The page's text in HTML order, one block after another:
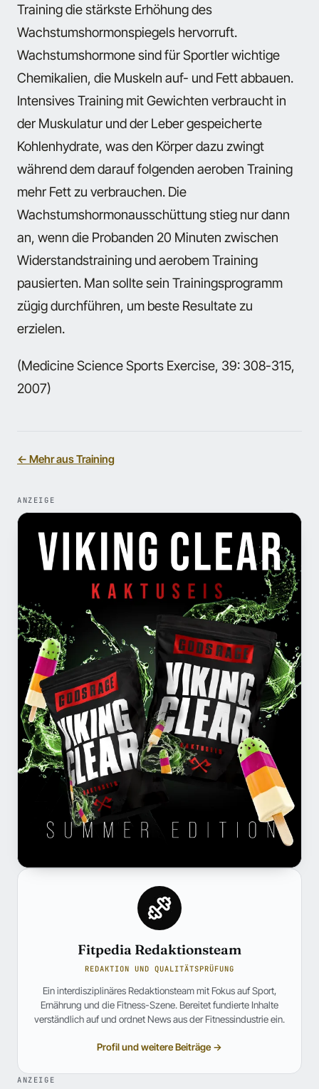
Training die stärkste Erhöhung des
Wachstumshormonspiegels hervorruft.
Wachstumshormone sind für Sportler wichtige
Chemikalien, die Muskeln auf- und Fett abbauen.
Intensives Training mit Gewichten verbraucht in
der Muskulatur und der Leber gespeicherte
Kohlenhydrate, was den Körper dazu zwingt
während dem darauf folgenden aeroben Training
mehr Fett zu verbrauchen. Die
Wachstumshormonausschüttung stieg nur dann
an, wenn die Probanden 20 Minuten zwischen
Widerstandstraining und aerobem Training
pausierten. Man sollte sein Trainingsprogramm
zügig durchführen, um beste Resultate zu
erzielen.
(Medicine Science Sports Exercise, 39: 308-315,
2007)
← Mehr aus Training
ANZEIGE
Fitpedia Redaktionsteam
REDAKTION UND QUALITÄTSPRÜFUNG
Ein interdisziplinäres Redaktionsteam mit Fokus auf Sport,
Ernährung und die Fitness-Szene. Bereitet fundierte Inhalte
verständlich auf und ordnet News aus der Fitnessindustrie ein.
Profil und weitere Beiträge →
ANZEIGE